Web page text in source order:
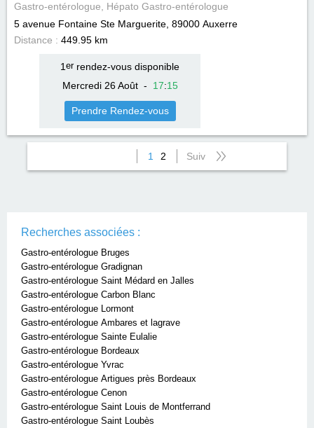
Gastro-entérologue, Hépato Gastro-entérologue
5 avenue Fontaine Ste Marguerite, 89000 Auxerre
Distance : 449.95 km
1 errendez-vous disponible
Mercredi 26 Août- 17:15
Prendre Rendez-vous
1 2 Suiv
Recherches associées :
Gastro-entérologue Bruges
Gastro-entérologue Gradignan
Gastro-entérologue Saint Médard en Jalles
Gastro-entérologue Carbon Blanc
Gastro-entérologue Lormont
Gastro-entérologue Ambares et lagrave
Gastro-entérologue Sainte Eulalie
Gastro-entérologue Bordeaux
Gastro-entérologue Yvrac
Gastro-entérologue Artigues près Bordeaux
Gastro-entérologue Cenon
Gastro-entérologue Saint Louis de Montferrand
Gastro-entérologue Saint Loubès